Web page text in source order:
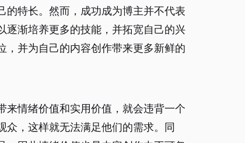
的特长。然而，成功成为博主并不代表
逐渐培养更多的技能，并拓宽自己的兴
，并为自己的内容创作带来更多新鲜的
来情绪价值和实用价值，就会违背一个
，这样就无法满足他们的需求。同